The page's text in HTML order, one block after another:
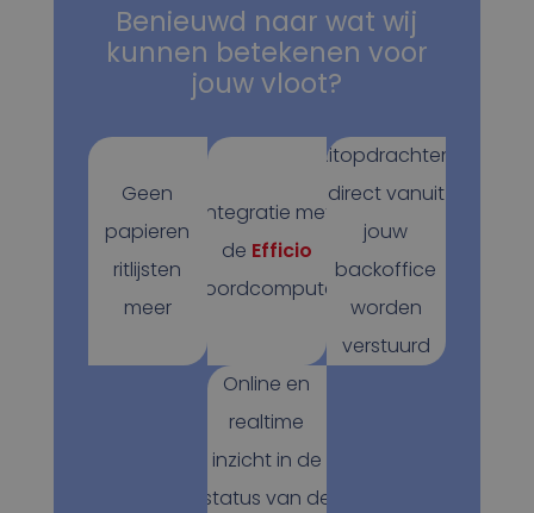
Benieuwd naar wat wij
kunnen betekenen voor
jouw vloot?
Geen
papieren
ritlijsten
meer
Integratie met
de Efficio
boordcomputer
Ritopdrachten
direct vanuit
jouw
backoffice
worden
verstuurd
Online en
realtime
inzicht in de
status van de